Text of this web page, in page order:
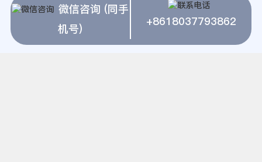
上海建冶磨粉机水滴型淀粉粉碎机 相关推
荐
上海建冶磨粉机铜矿选矿的生产流程
微信咨询 (同手
机号)
+8618037793862